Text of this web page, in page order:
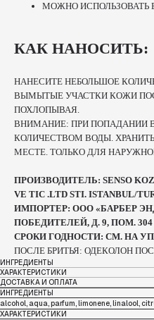
МОЖНО ИСПОЛЬЗОВАТЬ
КАК НАНОСИТЬ:
НАНЕСИТЕ НЕБОЛЬШОЕ
ВЫМЫТЫЕ УЧАСТКИ КОЖИ
ПОХЛОПЫВАЯ.
ВНИМАНИЕ: ПРИ ПОПАДАНИИ
КОЛИЧЕСТВОМ ВОДЫ.
МЕСТЕ. ТОЛЬКО ДЛЯ
ПРОИЗВОДИТЕЛЬ: SENSO
VE TIC .LTD STI. ISTANBUL/
ИМПОРТЕР: ООО «БАРБЕР
ПОБЕДИТЕЛЕЙ, Д. 9, ПОМ. 304
СРОКИ ГОДНОСТИ: СМ. НА
ПОСЛЕ БРИТЬЯ: ОДЕКОЛОН
ИНГРЕДИЕНТЫ
ХАРАКТЕРИСТИКИ
ДОСТАВКА И ОПЛАТА
ИНГРЕДИЕНТЫ
alcohol, aqua, parfum, limonene, linalool,
ХАРАКТЕРИСТИКИ